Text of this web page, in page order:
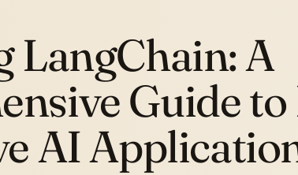
LangChain:A
Guide
AI